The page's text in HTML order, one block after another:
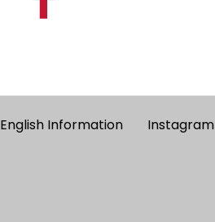
English Information Instagram